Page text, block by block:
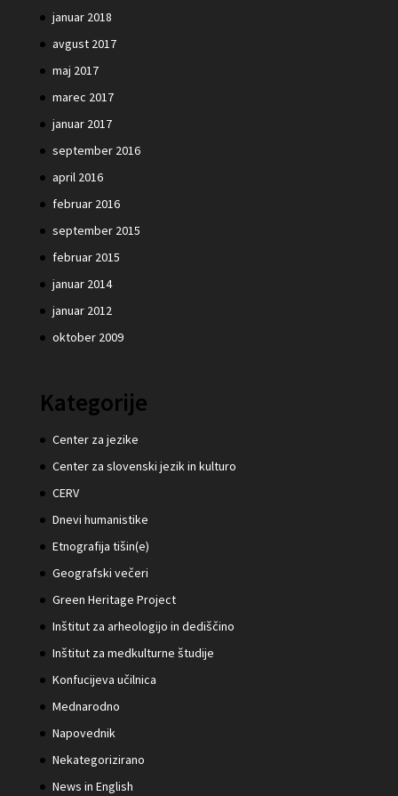
januar 2018
avgust 2017
maj 2017
marec 2017
januar 2017
september 2016
april 2016
februar 2016
september 2015
februar 2015
januar 2014
januar 2012
oktober 2009
Kategorije
Center za jezike
Center za slovenski jezik in kulturo
CERV
Dnevi humanistike
Etnografija tišin(e)
Geografski večeri
Green Heritage Project
Inštitut za arheologijo in dediščino
Inštitut za medkulturne študije
Konfucijeva učilnica
Mednarodno
Napovednik
Nekategorizirano
News in English